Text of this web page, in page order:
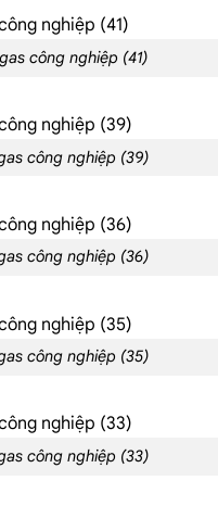
công nghiệp (41)
công nghiệp (39)
công nghiệp (36)
công nghiệp (35)
công nghiệp (33)